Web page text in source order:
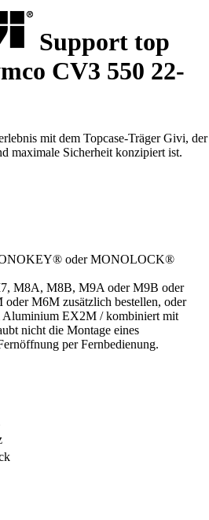
Support top
CV3 550 22-
mit dem Topcase-Träger Givi, der
maximale Sicherheit konzipiert ist.
oder MONOLOCK®
M8A, M8B, M9A oder M9B oder
M6M zusätzlich bestellen, oder
Aluminium EX2M / kombiniert mit
nicht die Montage eines
per Fernbedienung.